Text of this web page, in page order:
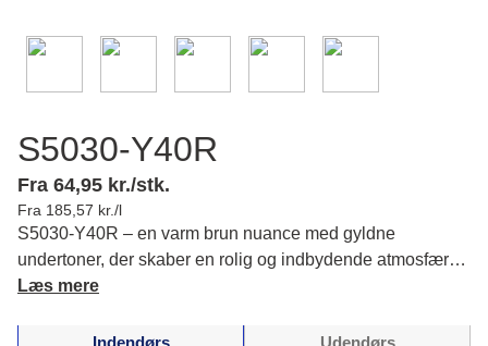
S5030-Y40R
Fra 64,95 kr./stk.
Fra 185,57 kr./l
S5030-Y40R – en varm brun nuance med gyldne
undertoner, der skaber en rolig og indbydende atmosfære,
så du oplever en hyggelig stemning i rummet. Læs mere
Læs mere
Indendørs Udendørs